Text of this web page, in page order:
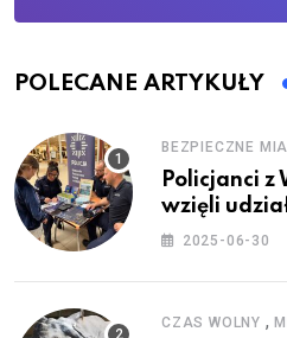
POLECANE ARTYKUŁY
BEZPIECZNE
Policjanci z
wzięli
Wakacje”
2025-06-30
CZAS WOLNY ,